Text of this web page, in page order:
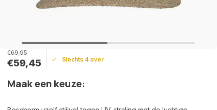
€69,95
€59,45 Slechts 4 over
Maak een keuze: